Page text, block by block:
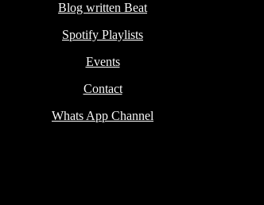
Blog written Beat
Spotify Playlists
Events
Contact
Whats App Channel